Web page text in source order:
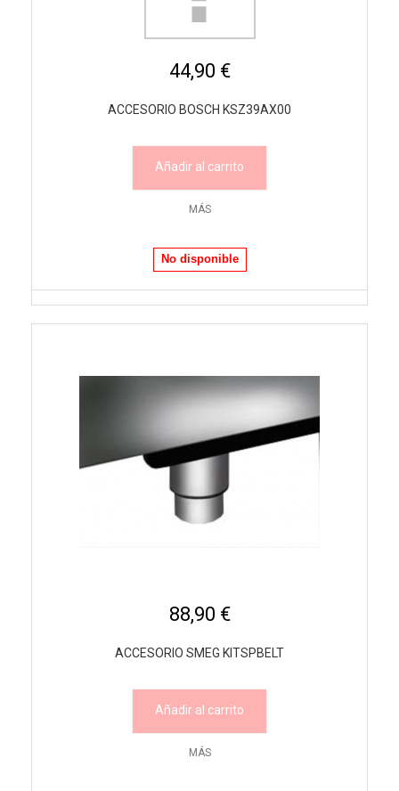
44,90 €
ACCESORIO BOSCH KSZ39AX00
Añadir al carrito
MÁS
No disponible
88,90 €
ACCESORIO SMEG KITSPBELT
Añadir al carrito
MÁS